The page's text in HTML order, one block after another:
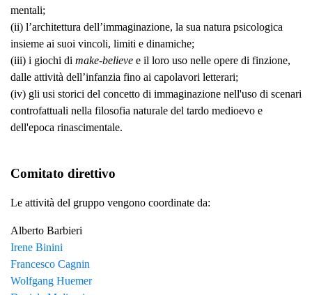
mentali;
(ii) l’architettura dell’immaginazione, la sua natura psicologica
insieme ai suoi vincoli, limiti e dinamiche;
(iii) i giochi di make-believe e il loro uso nelle opere di finzione,
dalle attività dell’infanzia fino ai capolavori letterari;
(iv) gli usi storici del concetto di immaginazione nell'uso di scenari
controfattuali nella filosofia naturale del tardo medioevo e
dell'epoca rinascimentale.
Comitato direttivo
Le attività del gruppo vengono coordinate da:
Alberto Barbieri
Irene Binini
Francesco Cagnin
Wolfgang Huemer